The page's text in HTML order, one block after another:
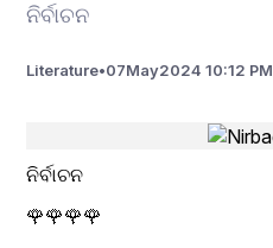
ନିର୍ବାଚନ
Literature•07May2024 10:12 PM
ନିର୍ବାଚନ
🌹🌹🌹🌹